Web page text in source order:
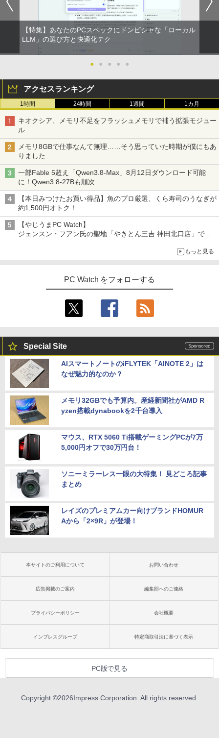
【特集】あなたのPCスペックにドンピシャな「ローカル
LLM」の選び方と快適化テク
● ● ● ● ●
アクセスランキング
1時間 24時間 1週間 1カ月
キオクシア、メモリ不足をフラッシュメモリで補う拡張モジュー
ル
メモリ8GBで仕事なんて無理……そう思っていた時期が僕にもあ
りました
一部Fable 5超え「Qwen3.8-Max」8月12日ダウンロード可能
に！Qwen3.8-27Bも順次
【本日みつけたお買い得品】魚のプロ厳選、くら寿司のうなぎが
約1,500円オトク！
【やじうまPC Watch】
ジェンスン・フアン氏の聖地「やきとん三吉 神田北口店」で
～コース名を変更したのはNVIDIAに怒られたからではないもっと見る
PC Watch をフォローする
Special Site
AIスマートノートのiFLYTEK「AINOTE 2」は
なぜ魅力的なのか？
メモリ32GBでも予算内。産経新聞社がAMD R
yzen搭載dynabookを2千台導入
マウス、RTX 5060 Ti搭載ゲーミングPCが7万
5,000円オフで30万円台！
ソニーミラーレス一眼の大特集！ 見どころ記事
まとめ
レイズのプレミアムカー向けブランドHOMUR
Aから「2×9R」が登場！
本サイトのご利用について お問い合わせ
広告掲載のご案内 編集部へのご連絡
プライバシーポリシー 会社概要
インプレスグループ 特定商取引法に基づく表示
PC版で見る
Copyright ©2026Impress Corporation. All rights reserved.